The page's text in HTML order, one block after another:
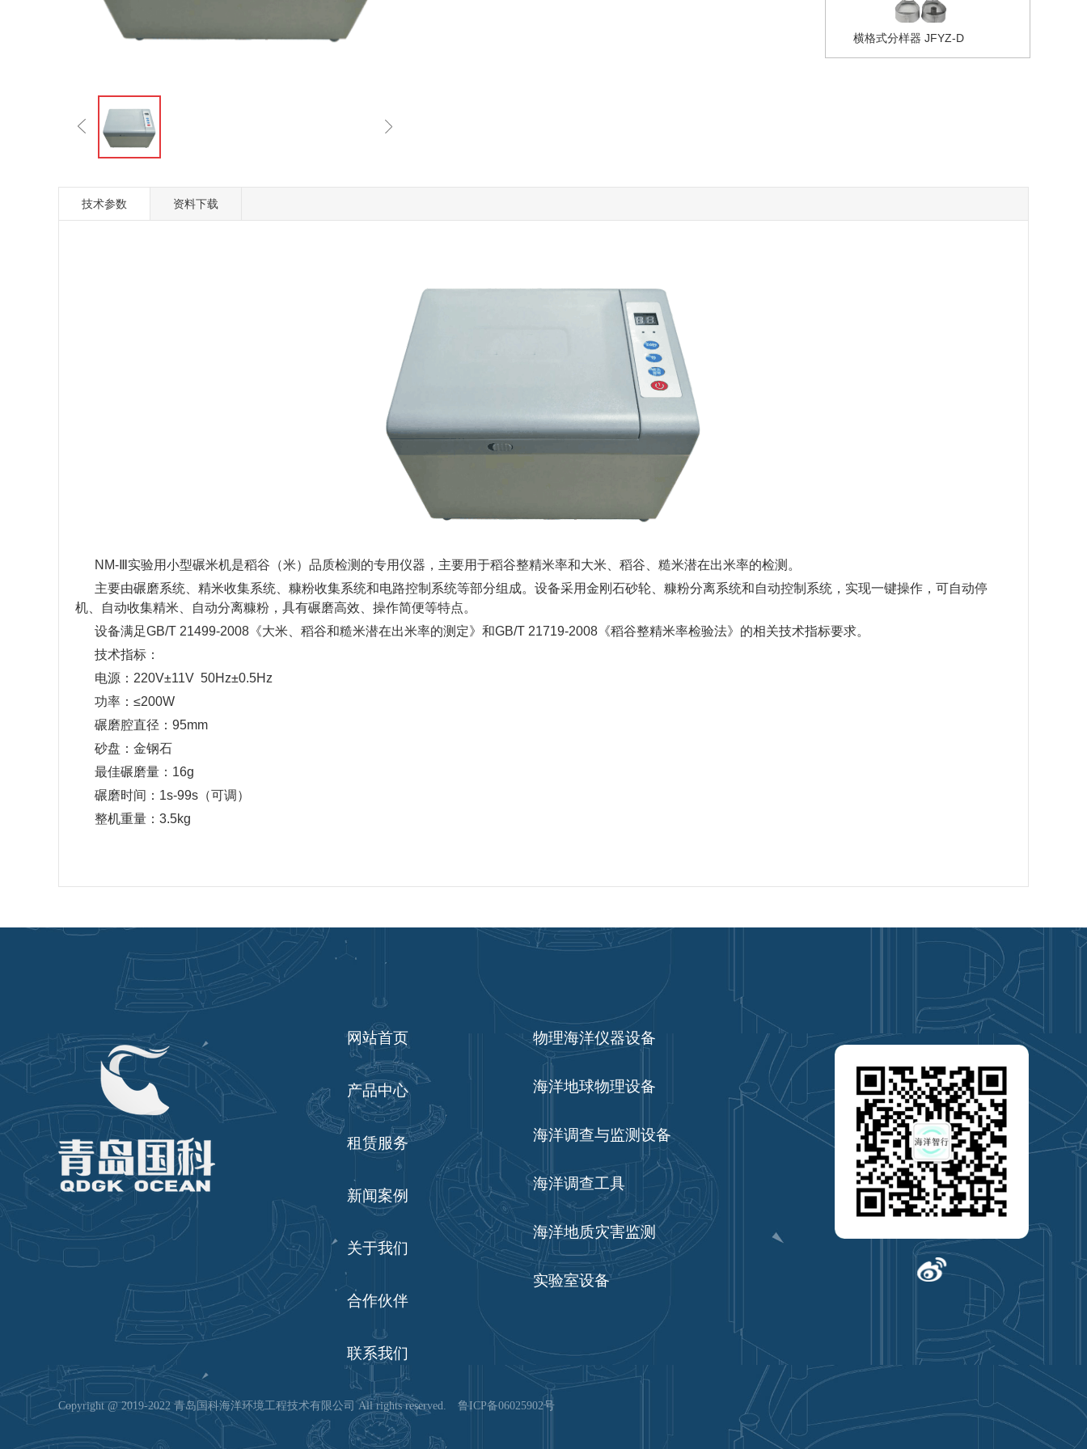
横格式分样器 JFYZ-D
技术参数 资料下载
NM-Ⅲ实验用小型碾米机是稻谷（米）品质检测的专用仪器，主要用于稻谷整精米率和大米、稻谷、糙米潜在出米率的检测。
主要由碾磨系统、精米收集系统、糠粉收集系统和电路控制系统等部分组成。设备采用金刚石砂轮、糠粉分离系统和自动控制系统，实现一键操作，可自动停
机、自动收集精米、自动分离糠粉，具有碾磨高效、操作简便等特点。
设备满足GB/T 21499-2008《大米、稻谷和糙米潜在出米率的测定》和GB/T 21719-2008《稻谷整精米率检验法》的相关技术指标要求。
技术指标：
电源：220V±11V 50Hz±0.5Hz
功率：≤200W
碾磨腔直径：95mm
砂盘：金钢石
最佳碾磨量：16g
碾磨时间：1s-99s（可调）
整机重量：3.5kg
网站首页
产品中心
租赁服务
新闻案例
关于我们
合作伙伴
联系我们
物理海洋仪器设备
海洋地球物理设备
海洋调查与监测设备
海洋调查工具
海洋地质灾害监测
实验室设备
Copyright @ 2019-2022 青岛国科海洋环境工程技术有限公司 All rights reserved. 鲁ICP备06025902号